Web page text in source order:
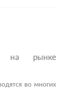
на рынке
во многих